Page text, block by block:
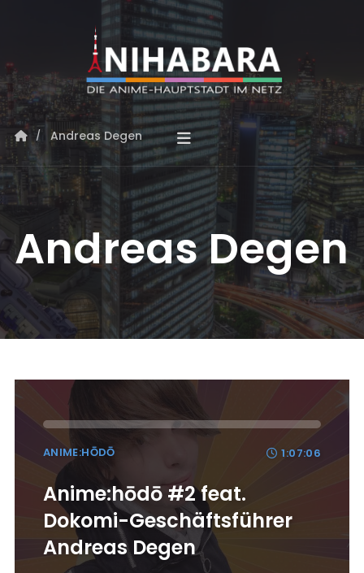
Andreas Degen
Andreas Degen
ANIME:HŌDŌ 1:07:06
Anime:hōdō #2 feat.
Dokomi-Geschäftsführer
Andreas Degen